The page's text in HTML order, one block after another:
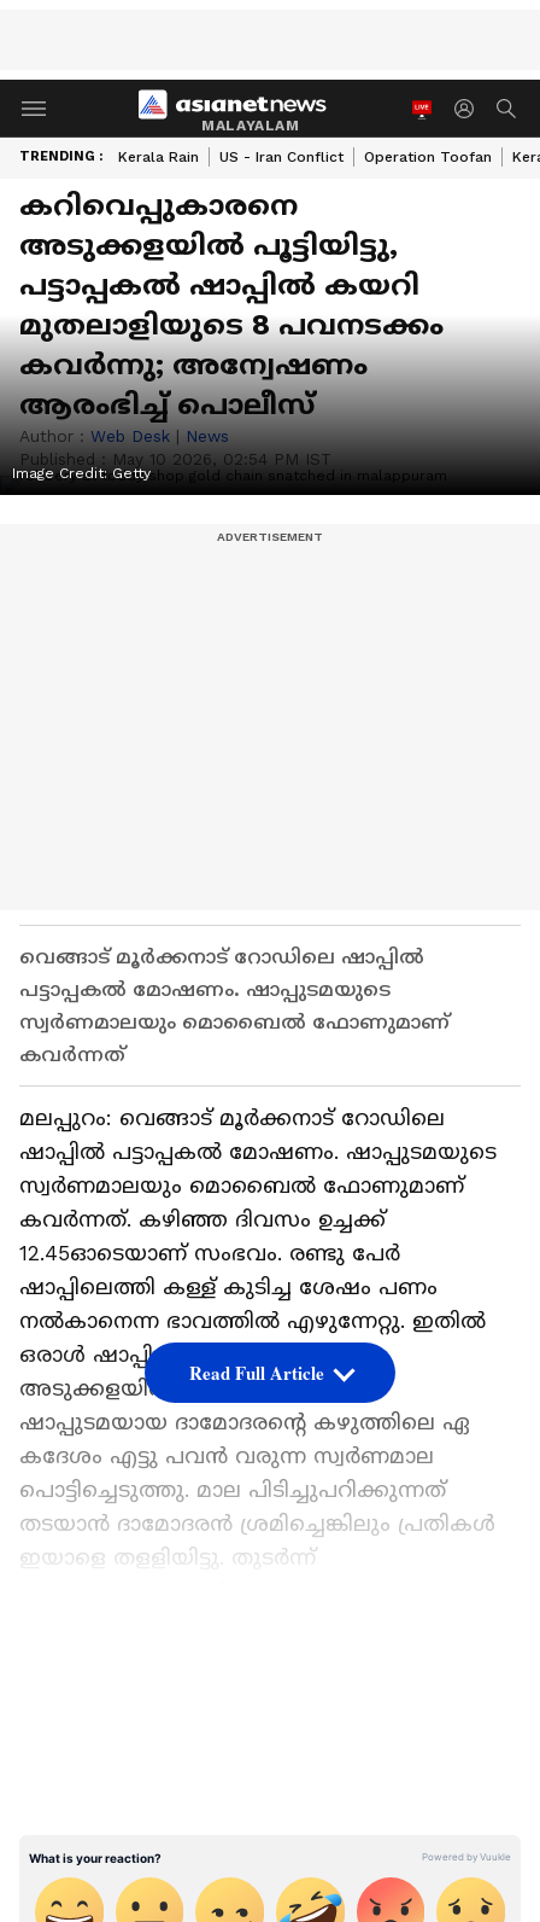
MALAYALAM
TRENDING : Kerala Rain US - Iran Conflict Operation Toofan
കറിവെപ്പുകാരനെ
അടുക്കളയിൽ പൂട്ടിയിട്ടു,
പട്ടാപ്പകൽ ഷാപ്പിൽ കയറി
മുതലാളിയുടെ 8 പവനടക്കം
കവർന്നു; അന്വേഷണം
ആരംഭിച്ച് പൊലീസ്
Author : Web Desk | News
Published : May 10 2026, 02:54 PM IST
Image Credit:Getty
വെങ്ങാട് മൂര്‍ക്കനാട് റോഡിലെ ഷാപ്പില്‍
പട്ടാപ്പകല്‍ മോഷണം. ഷാപ്പുടമയുടെ
സ്വര്‍ണമാലയും മൊബൈല്‍ ഫോണുമാണ്
കവര്‍ന്നത്
മലപ്പുറം: വെങ്ങാട് മൂര്‍ക്കനാട് റോഡിലെ
ഷാപ്പില്‍ പട്ടാപ്പകല്‍ മോഷണം. ഷാപ്പുടമയുടെ
സ്വര്‍ണമാലയും മൊബൈല്‍ ഫോണുമാണ്
കവര്‍ന്നത്. കഴിഞ്ഞ ദിവസം ഉച്ചക്ക്
12.45ഓടെയാണ് സംഭവം. രണ്ടു പേര്‍
ഷാപ്പിലെത്തി കള്ള് കുടിച്ച ശേഷം പണം
നല്‍കാനെന്ന ഭാവത്തില്‍ എഴുന്നേറ്റു. ഇതില്‍
ഒരാള്‍ ഷാപ്പിലെ കറിവെപ്പുകാരനെ
അടുക്കളയില്‍ പുട്ടിയിട്ടു. മറ്റേയാള്‍
ഷാപ്പുടമയായ ദാമോദരന്റെ കഴുത്തിലെ ഏ
കദേശം എട്ടു പവന്‍ വരുന്ന സ്വര്‍ണമാല
പൊട്ടിച്ചെടുത്തു. മാല പിടിച്ചുപറിക്കുന്നത്
തടയാന്‍ ദാമോദരൻ ശ്രമിച്ചെങ്കിലും പ്രതികൾ
ഇയാളെ തളളിയിട്ടു. തുടര്‍ന്ന്
പൊലീസ് അറിയിച്ചു.
Read Full Article